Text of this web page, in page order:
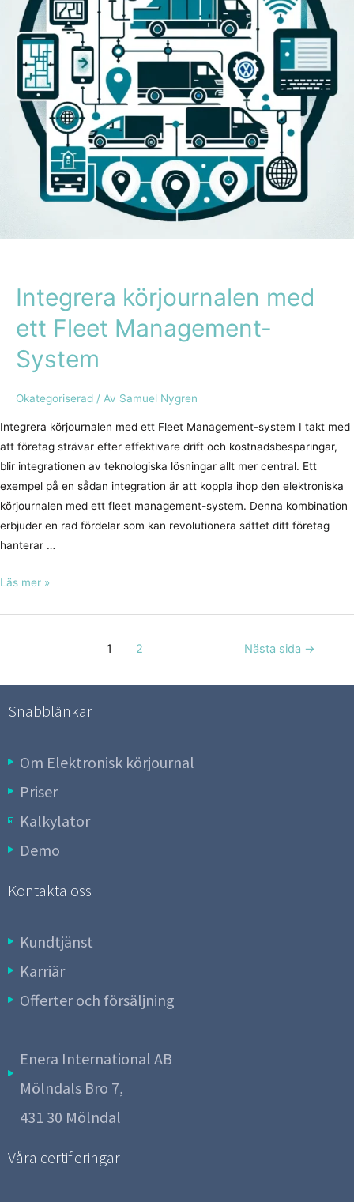
Integrera körjournalen med
ett Fleet Management-
System
Okategoriserad / Av Samuel Nygren
Integrera körjournalen med ett Fleet Management-system I takt med
att företag strävar efter effektivare drift och kostnadsbesparingar,
blir integrationen av teknologiska lösningar allt mer central. Ett
exempel på en sådan integration är att koppla ihop den elektroniska
körjournalen med ett fleet management-system. Denna kombination
erbjuder en rad fördelar som kan revolutionera sättet ditt företag
hanterar …
System
Läs mer »
1 2 Nästa sida →
Snabblänkar
Om Elektronisk körjournal
Priser
Kalkylator
Demo
Kontakta oss
Kundtjänst
Karriär
Offerter och försäljning
Enera International AB
Mölndals Bro 7,
431 30 Mölndal
Våra certifieringar